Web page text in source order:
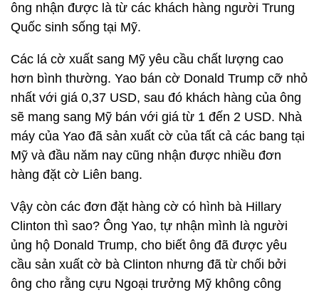
ông nhận được là từ các khách hàng người Trung
Quốc sinh sống tại Mỹ.
Các lá cờ xuất sang Mỹ yêu cầu chất lượng cao
hơn bình thường. Yao bán cờ Donald Trump cỡ nhỏ
nhất với giá 0,37 USD, sau đó khách hàng của ông
sẽ mang sang Mỹ bán với giá từ 1 đến 2 USD. Nhà
máy của Yao đã sản xuất cờ của tất cả các bang tại
Mỹ và đầu năm nay cũng nhận được nhiều đơn
hàng đặt cờ Liên bang.
Vậy còn các đơn đặt hàng cờ có hình bà Hillary
Clinton thì sao? Ông Yao, tự nhận mình là người
ủng hộ Donald Trump, cho biết ông đã được yêu
cầu sản xuất cờ bà Clinton nhưng đã từ chối bởi
ông cho rằng cựu Ngoại trưởng Mỹ không công